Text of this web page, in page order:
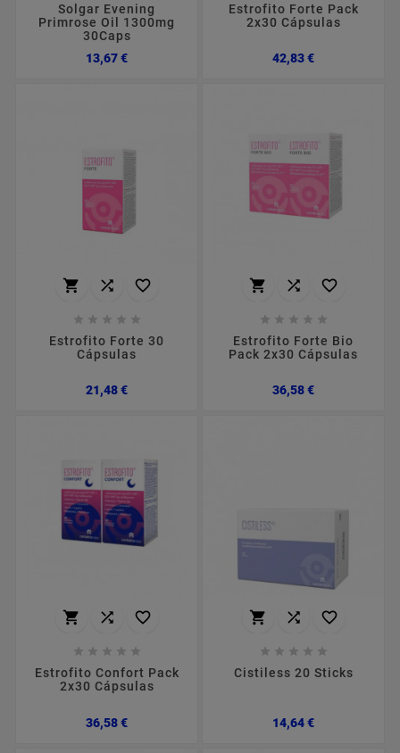
Solgar Evening
Primrose Oil 1300mg
30Caps
13,67 €Preço
Estrofito Forte Pack
2x30 Cápsulas
42,83 €Preço
  
    
Estrofito Forte 30
Cápsulas
21,48 €Preço
  
    
Estrofito Forte Bio
Pack 2x30 Cápsulas
36,58 €Preço
  
    
Estrofito Confort Pack
2x30 Cápsulas
36,58 €Preço
  
    
Cistiless 20 Sticks
14,64 €Preço